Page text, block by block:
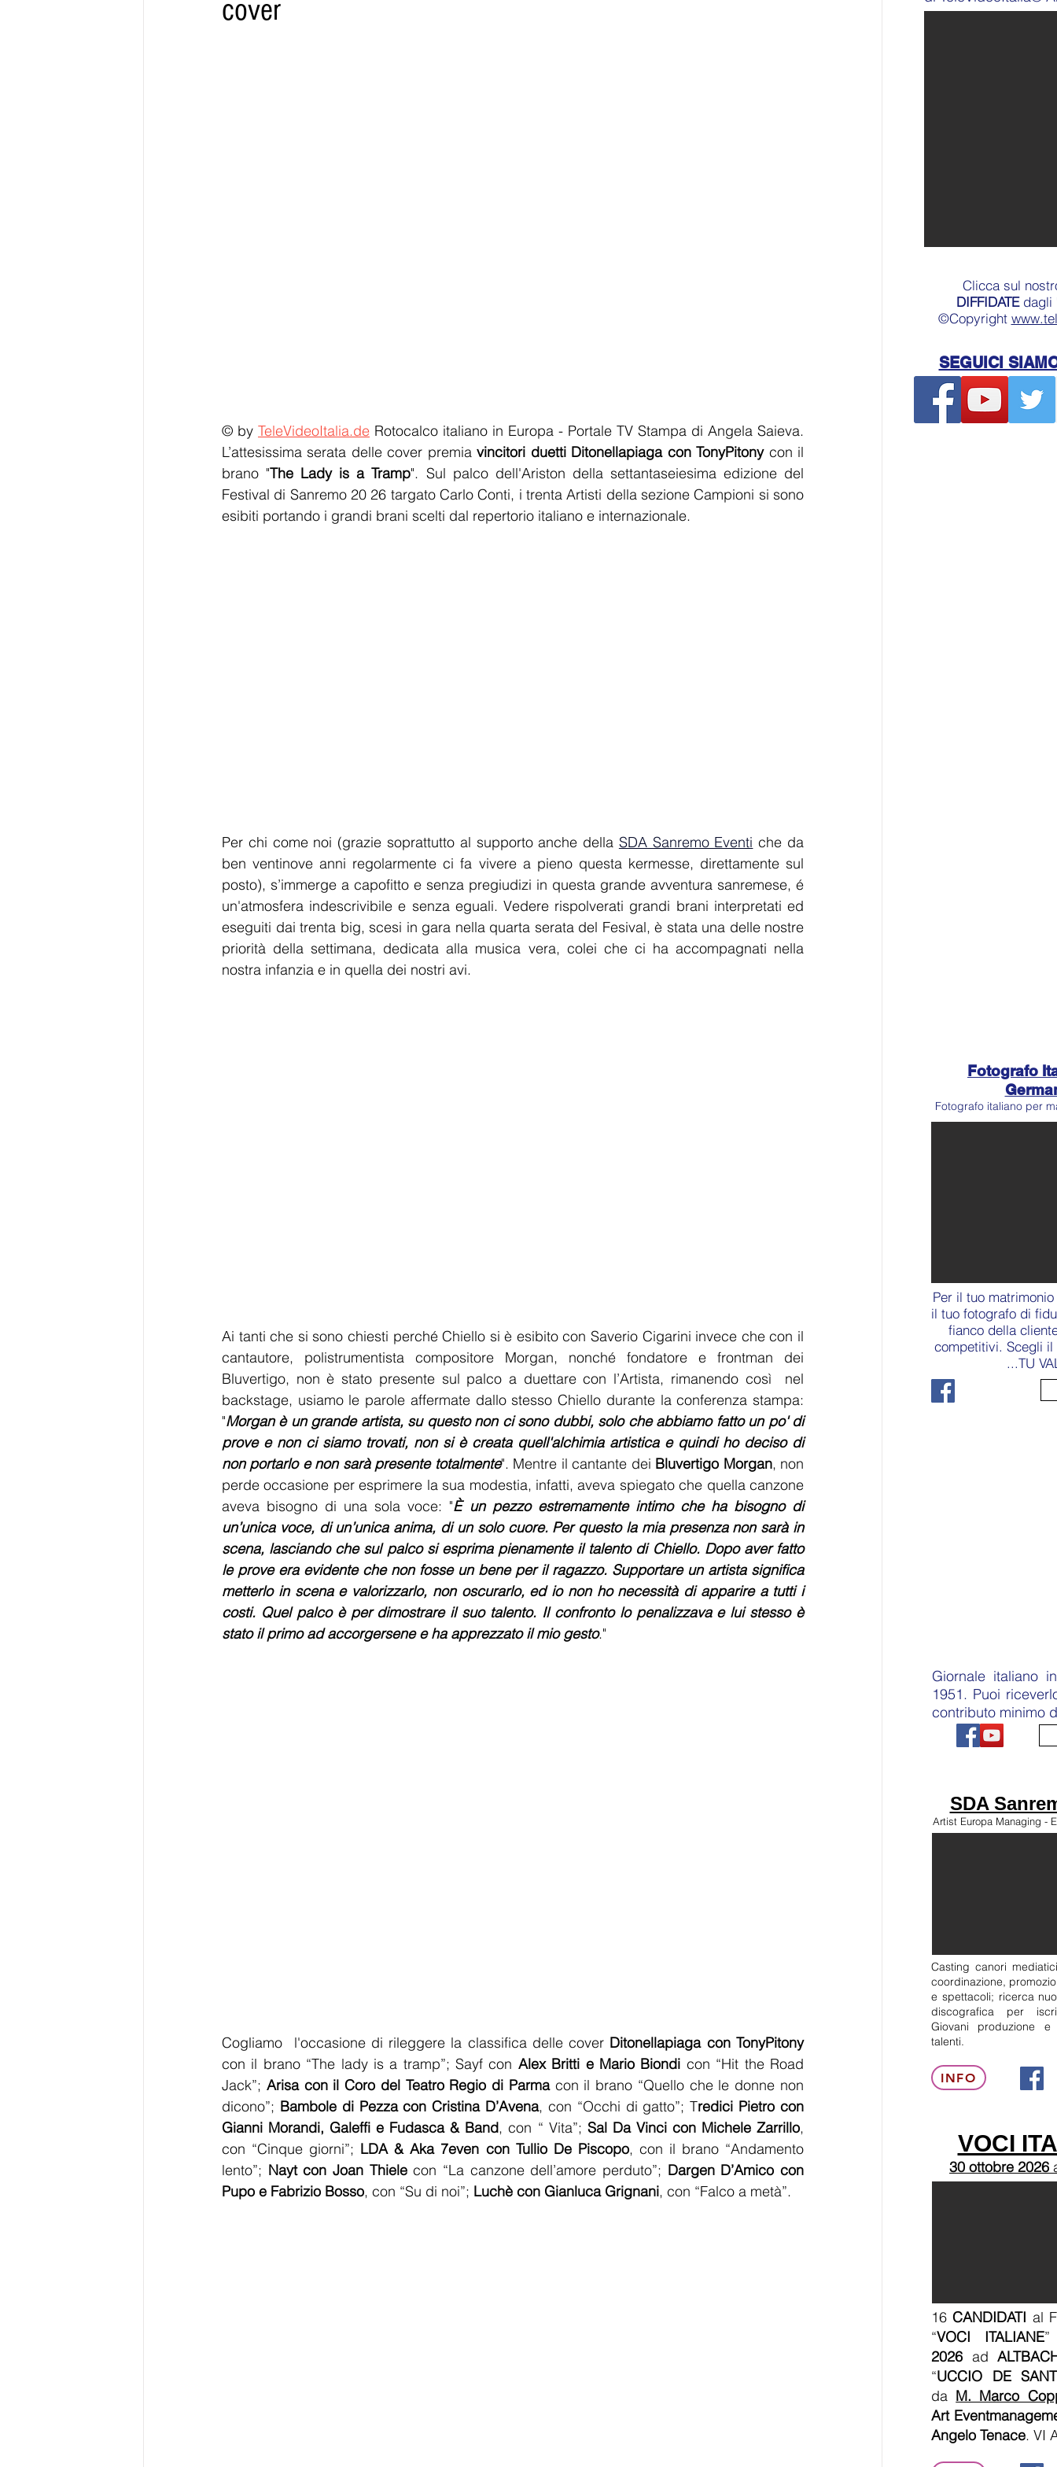
cover
© by TeleVideoItalia.de Rotocalco italiano in Europa - Portale TV Stampa di Angela Saieva.
L’attesissima serata delle cover premia vincitori duetti Ditonellapiaga con TonyPitony con il
brano "The Lady is a Tramp". Sul palco dell'Ariston della settantaseiesima edizione del
Festival di Sanremo 20 26 targato Carlo Conti, i trenta Artisti della sezione Campioni si sono
esibiti portando i grandi brani scelti dal repertorio italiano e internazionale.
Per chi come noi (grazie soprattutto al supporto anche della SDA Sanremo Eventi che da
ben ventinove anni regolarmente ci fa vivere a pieno questa kermesse, direttamente sul
posto), s’immerge a capofitto e senza pregiudizi in questa grande avventura sanremese, é
un'atmosfera indescrivibile e senza eguali. Vedere rispolverati grandi brani interpretati ed
eseguiti dai trenta big, scesi in gara nella quarta serata del Fesival, è stata una delle nostre
priorità della settimana, dedicata alla musica vera, colei che ci ha accompagnati nella
nostra infanzia e in quella dei nostri avi.
Ai tanti che si sono chiesti perché Chiello si è esibito con Saverio Cigarini invece che con il
cantautore, polistrumentista compositore Morgan, nonché fondatore e frontman dei
Bluvertigo, non è stato presente sul palco a duettare con l’Artista, rimanendo così  nel
backstage, usiamo le parole affermate dallo stesso Chiello durante la conferenza stampa:
"Morgan è un grande artista, su questo non ci sono dubbi, solo che abbiamo fatto un po' di
prove e non ci siamo trovati, non si è creata quell'alchimia artistica e quindi ho deciso di
non portarlo e non sarà presente totalmente". Mentre il cantante dei Bluvertigo Morgan, non
perde occasione per esprimere la sua modestia, infatti, aveva spiegato che quella canzone
aveva bisogno di una sola voce: "È un pezzo estremamente intimo che ha bisogno di
un’unica voce, di un’unica anima, di un solo cuore. Per questo la mia presenza non sarà in
scena, lasciando che sul palco si esprima pienamente il talento di Chiello. Dopo aver fatto
le prove era evidente che non fosse un bene per il ragazzo. Supportare un artista significa
metterlo in scena e valorizzarlo, non oscurarlo, ed io non ho necessità di apparire a tutti i
costi. Quel palco è per dimostrare il suo talento. Il confronto lo penalizzava e lui stesso è
stato il primo ad accorgersene e ha apprezzato il mio gesto."
Cogliamo  l'occasione di rileggere la classifica delle cover Ditonellapiaga con TonyPitony
con il brano “The lady is a tramp”; Sayf con Alex Britti e Mario Biondi con “Hit the Road
Jack”; Arisa con il Coro del Teatro Regio di Parma con il brano “Quello che le donne non
dicono”; Bambole di Pezza con Cristina D’Avena, con “Occhi di gatto”; Tredici Pietro con
Gianni Morandi, Galeffi e Fudasca & Band, con “ Vita”; Sal Da Vinci con Michele Zarrillo,
con “Cinque giorni”; LDA & Aka 7even con Tullio De Piscopo, con il brano “Andamento
lento”; Nayt con Joan Thiele con “La canzone dell’amore perduto”; Dargen D’Amico con
Pupo e Fabrizio Bosso, con “Su di noi”; Luchè con Gianluca Grignani, con “Falco a metà”.
Clicca sul
DIFFIDATEdagli
©Copyright www.tel
SEGUICI
Fotografo
Fotografo italiano per
Per il tuo
il tuo fotografo di
fianco della
competitivi. Scegli
...TU
Giornale italiano
1951. Puoi
contributo minimo
SDA
Artist Europa Managing -
Casting canori
coordinazione,
e spettacoli; ricerca
discografica per
Giovani produzione e
talenti.
INFO
VOCI
30 ottobre 2026
16CANDIDATI al
“VOCI ITALIANE
2026 ad
“UCCIO DE
da M. Marco
Art
Angelo Tenace. VI